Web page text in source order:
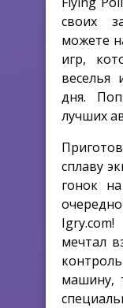
своих
можете
игр,
веселья
дня.
лучших
сплаву
гонок
мечтал
машину,